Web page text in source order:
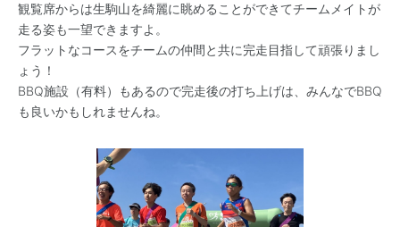
観覧席からは生駒山を綺麗に眺めることができてチームメイトが
走る姿も一望できますよ。
フラットなコースをチームの仲間と共に完走目指して頑張りまし
ょう！
BBQ施設（有料）もあるので完走後の打ち上げは、みんなでBBQ
も良いかもしれませんね。